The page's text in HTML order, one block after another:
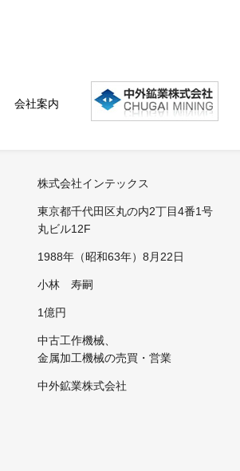
会社案内
株式会社インテックス
東京都千代田区丸の内2丁目4番1号
丸ビル12F
1988年（昭和63年）8月22日
小林 寿嗣
1億円
中古工作機械、
金属加工機械の売買・営業
中外鉱業株式会社